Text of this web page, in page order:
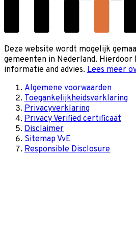
Deze website wordt mogelijk
gemeenten in Nederland.
informatie and advies. Lees meer
Algemene voorwaarden
Toegankelijkheidsverklaring
Privacyverklaring
Privacy Verified certificaat
Disclaimer
Sitemap VvE
Responsible Disclosure